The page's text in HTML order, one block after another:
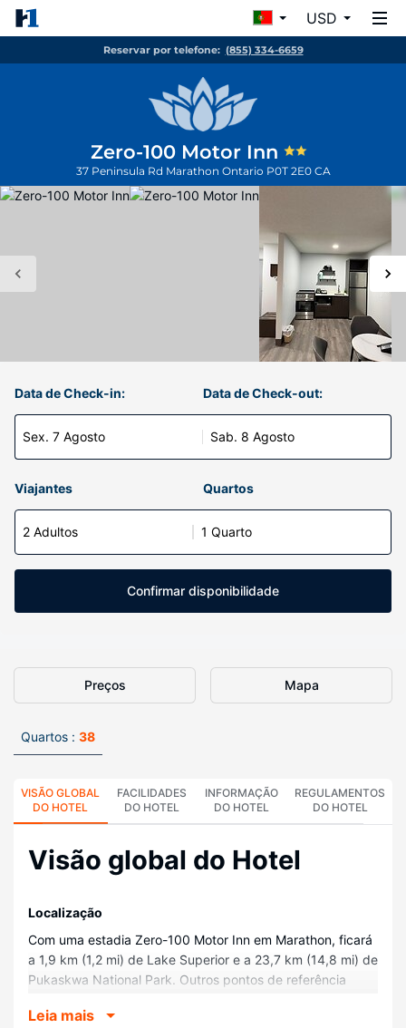
USD
Reservar por telefone: (855) 334-6659
Zero-100 Motor Inn
37 Peninsula Rd Marathon Ontario P0T 2E0 CA
Data de Check-in:
Sex. 7 Agosto
Data de Check-out:
Sab. 8 Agosto
Viajantes Quartos
2 Adultos 1 Quarto
Confirmar disponibilidade
Preços Mapa
Quartos : 38
VISÃO GLOBAL
DO HOTEL
FACILIDADES
DO HOTEL
INFORMAÇÃO
DO HOTEL
REGULAMENTOS
DO HOTEL
Visão global do Hotel
Localização
Com uma estadia Zero-100 Motor Inn em Marathon, ficará
a 1,9 km (1,2 mi) de Lake Superior e a 23,7 km (14,8 mi) de
Pukaskwa National Park. Outros pontos de referência
Provincial Park e Neys Provincial Park.
Leia mais